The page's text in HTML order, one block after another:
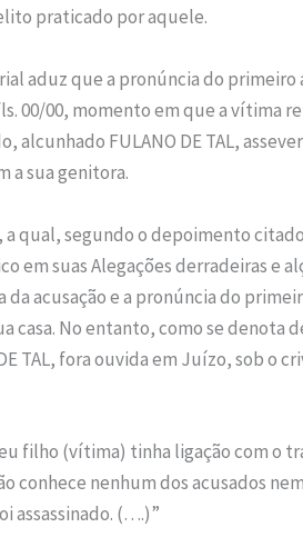
praticado por aquele.
aduz que a pronúncia do
00/00, momento em que a vítima
FULANO DE TAL,
a sua genitora.
qual, segundo o depoimento
em suas Alegações derradeiras e
acusação e a pronúncia do
casa. No entanto, como se denota
TAL, fora ouvida em Juízo, sob o
filho (vítima) tinha ligação com o
conhece nenhum dos acusados
assassinado. (….)”